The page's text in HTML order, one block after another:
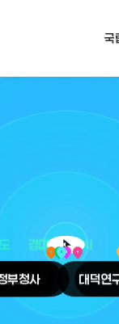
국
arrow_selector_tool
경기도
대전광역시
place
천안시
place
부청사
place
노밸리
place
오송
place
대덕연